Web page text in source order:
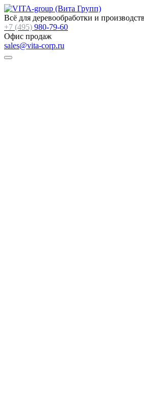
Всё для деревообработки и
+7 (495) 980-79-60
Офис продаж
sales@vita-corp.ru